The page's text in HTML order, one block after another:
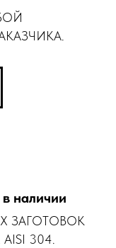
наличии
ЗАГОТОВОК
304.